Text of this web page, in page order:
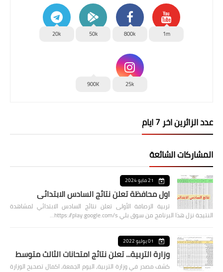
1m
800k
50k
20k
25k
900K
عدد الزائرين اخر 7 ايام
المشاركات الشائعة
21 مايو 2024
اول محافظة تعلن نتائج السادس الابتدائي
تربية الرصافة الأولى تعلن نتائج السادس الابتدائي لمشاهدة
النتيجة نزل هذا البرنامج من سوق بلي https://play.google.com/s…
01 يوليو 2022
وزارة التربية... تعلن نتائج امتحانات الثالث متوسط
كشف مصدر في وزارة التربية، اليوم الجمعة، اكمال تصحيح الوزارة